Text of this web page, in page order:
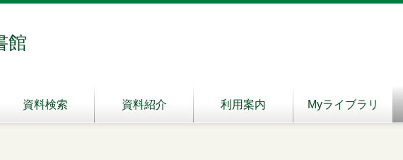
館
資料検索 資料紹介 利用案内 Myライブラリ